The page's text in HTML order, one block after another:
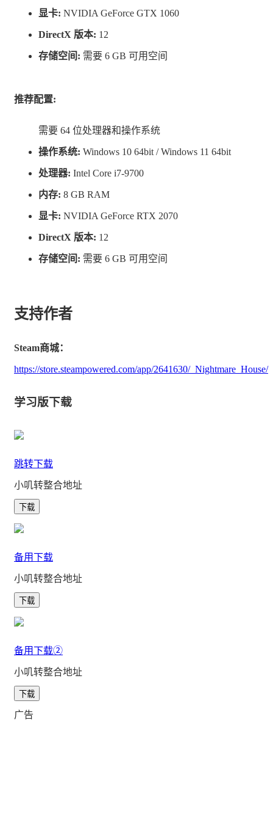
显卡: NVIDIA GeForce GTX 1060
DirectX 版本: 12
存储空间: 需要 6 GB 可用空间
推荐配置:
需要 64 位处理器和操作系统
操作系统: Windows 10 64bit / Windows 11 64bit
处理器: Intel Core i7-9700
内存: 8 GB RAM
显卡: NVIDIA GeForce RTX 2070
DirectX 版本: 12
存储空间: 需要 6 GB 可用空间
支持作者
Steam商城：
https://store.steampowered.com/app/2641630/_Nightmare_House/
学习版下载
跳转下载
小叽转整合地址
下载
备用下载
小叽转整合地址
下载
备用下载②
小叽转整合地址
下载
广告